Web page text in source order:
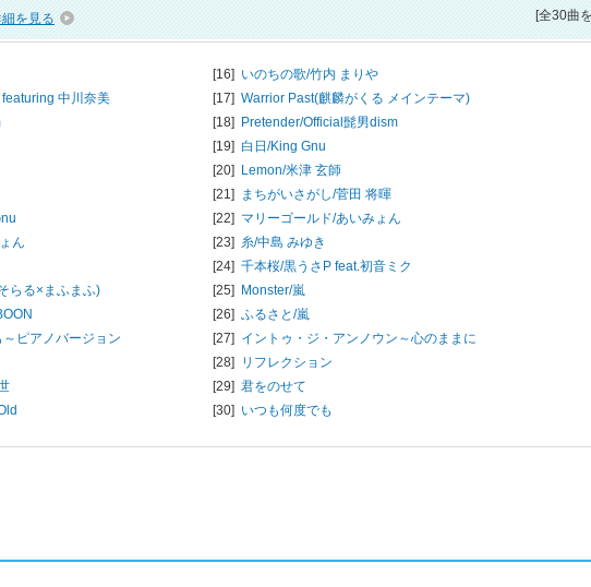
を見る [全30曲
中川奈美
ん
らる×まふまふ)
ピアノバージョン
[16] いのちの歌/竹内 まりや
[17] Warrior Past(麒麟がくる メインテーマ)
[18] Pretender/Official髭男dism
[19] 白日/King Gnu
[20] Lemon/米津 玄師
[21] まちがいさがし/菅田 将暉
[22] マリーゴールド/あいみょん
[23] 糸/中島 みゆき
[24] 千本桜/黒うさP feat.初音ミク
[25] Monster/嵐
[26] ふるさと/嵐
[27] イントゥ・ジ・アンノウン～心のままに
[28] リフレクション
[29] 君をのせて
[30] いつも何度でも